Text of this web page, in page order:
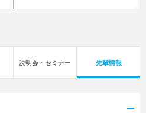
説明会・セミナー 先輩情報